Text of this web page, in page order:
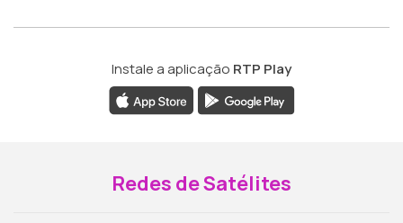
Instale a aplicação RTP Play
Redes de Satélites